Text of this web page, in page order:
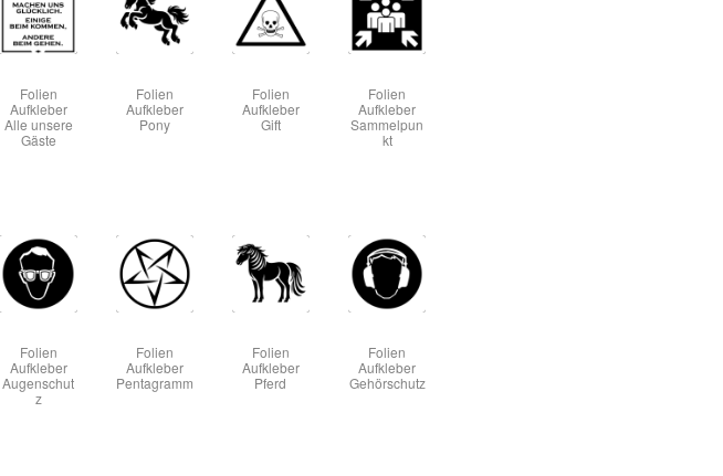
Folien
Aufkleber
Alle unsere
Gäste
Folien
Aufkleber
Pony
Folien
Aufkleber
Gift
Folien
Aufkleber
Sammelpun
kt
Folien
Aufkleber
Augenschut
z
Folien
Aufkleber
Pentagramm
Folien
Aufkleber
Pferd
Folien
Aufkleber
Gehörschutz